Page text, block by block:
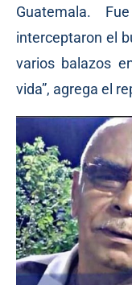
Guatemala.
interceptaron el
varios balazos
vida”, agrega el